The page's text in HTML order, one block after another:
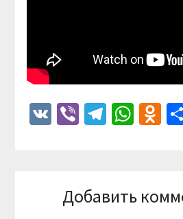
VKViber
Добавить